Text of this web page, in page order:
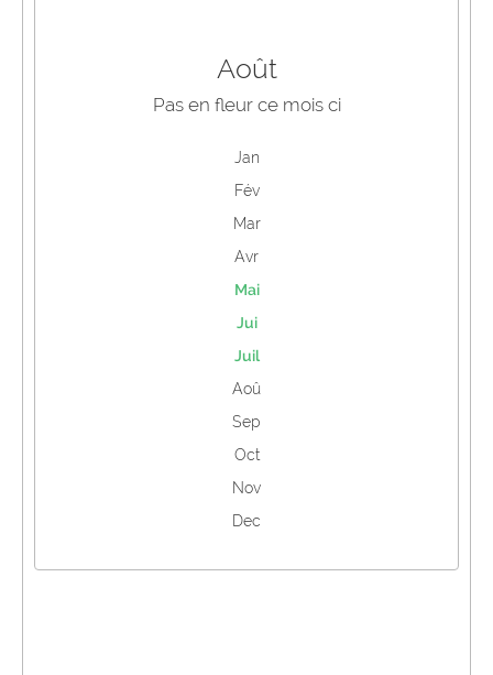
Août
Pas en fleur ce mois ci
Jan
Fév
Mar
Avr
Mai
Jui
Juil
Aoû
Sep
Oct
Nov
Dec